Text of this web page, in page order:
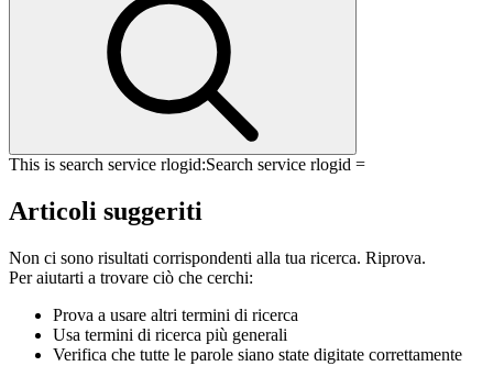
This is search service rlogid:Search service rlogid =
Articoli suggeriti
Non ci sono risultati corrispondenti alla tua ricerca. Riprova.
Per aiutarti a trovare ciò che cerchi:
Prova a usare altri termini di ricerca
Usa termini di ricerca più generali
Verifica che tutte le parole siano state digitate correttamente